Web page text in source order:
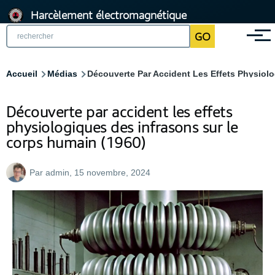
Aller
au
contenu
GO
Harcèlement électromagnétique
Menu
Fil
Accueil Médias Découverte Par Accident Les Effets
Découverte par accident les effets
physiologiques des infrasons sur le
corps humain (1960)
Paradmin , 15 novembre, 2024